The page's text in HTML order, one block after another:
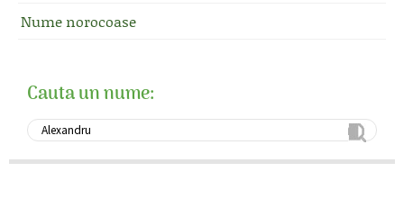
Nume norocoase
Cauta un nume: